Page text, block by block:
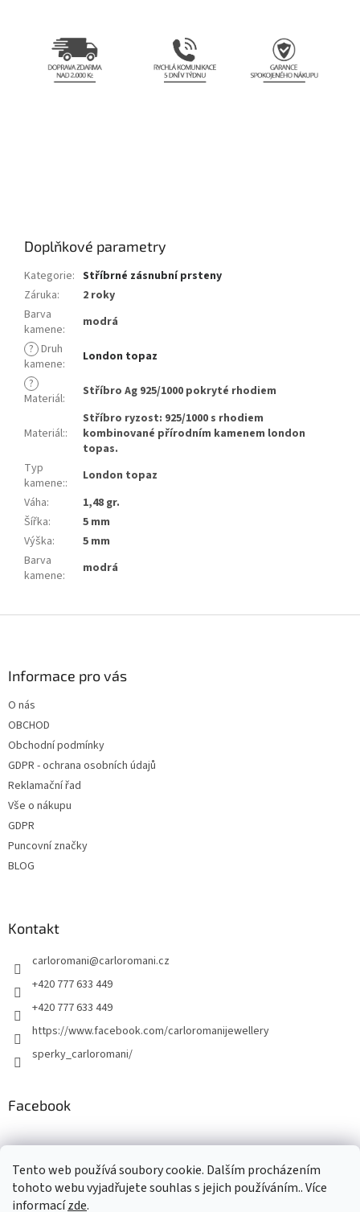
Tento web používá soubory cookie. Dalším procházením
tohoto webu vyjadřujete souhlas s jejich používáním.. Více
informacízde.
Doplňkové parametry
Kategorie: Stříbrné zásnubní prsteny
Záruka:
2 roky
Barva
kamene:
modrá
? Druh
kamene:
London topaz
?
Materiál: Stříbro Ag 925/1000 pokryté rhodiem
Materiál::
Stříbro ryzost: 925/1000 s rhodiem
kombinované přírodním kamenem london
topas.
Typ
kamene::
London topaz
Váha:
1,48 gr.
Šířka:
5 mm
Výška:
5 mm
Barva
kamene: modrá
Informace pro vás
O nás
OBCHOD
Obchodní podmínky
GDPR - ochrana osobních údajů
Reklamační řad
Vše o nákupu
GDPR
Puncovní značky
BLOG
Kontakt
carloromani@carloromani.cz
+420 777 633 449
+420 777 633 449
https://www.facebook.com/carloromanijewellery
sperky_carloromani/
Facebook
Instagram